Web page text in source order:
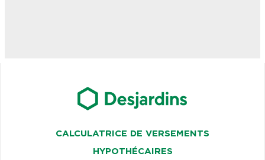
CALCULATRICE DE VERSEMENTS
HYPOTHÉCAIRES